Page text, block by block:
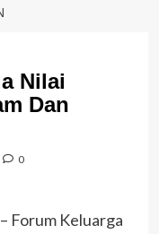
Nilai
Dan
0
– Forum Keluarga